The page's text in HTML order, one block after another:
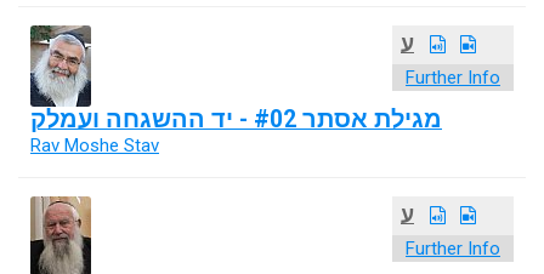
ע
Further Info
מגילת אסתר #02 - יד ההשגחה ועמלק
Rav Moshe Stav
ע
Further Info